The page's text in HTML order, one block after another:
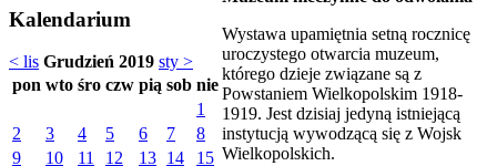
Kalendarium
< lis Grudzień 2019 sty >
pon wto śro czw pią sob nie
1
2
3 4 5 6 7
8
9
10 11 12 13 14
15
Wystawa upamiętnia setną rocznicę
uroczystego otwarcia muzeum,
którego dzieje związane są z
Powstaniem Wielkopolskim 1918-
1919. Jest dzisiaj jedyną istniejącą
instytucją wywodzącą się z Wojsk
Wielkopolskich.